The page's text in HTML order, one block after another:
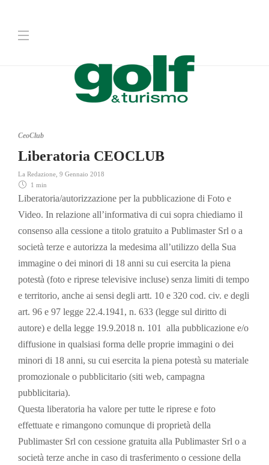
CeoClub
Liberatoria CEOCLUB
La Redazione 9 Gennaio 2018
1 min
Liberatoria/autorizzazione per la pubblicazione di Foto e
Video. In relazione all’informativa di cui sopra chiediamo il
consenso alla cessione a titolo gratuito a Publimaster Srl o a
società terze e autorizza la medesima all’utilizzo della Sua
immagine o dei minori di 18 anni su cui esercita la piena
potestà (foto e riprese televisive incluse) senza limiti di tempo
e territorio, anche ai sensi degli artt. 10 e 320 cod. civ. e degli
art. 96 e 97 legge 22.4.1941, n. 633 (legge sul diritto di
autore) e della legge 19.9.2018 n. 101 alla pubblicazione e/o
diffusione in qualsiasi forma delle proprie immagini o dei
minori di 18 anni, su cui esercita la piena potestà su materiale
promozionale o pubblicitario (siti web, campagna
pubblicitaria).
Questa liberatoria ha valore per tutte le riprese e foto
effettuate e rimangono comunque di proprietà della
Publimaster Srl con cessione gratuita alla Publimaster Srl o a
società terze anche in caso di trasferimento o cessione della